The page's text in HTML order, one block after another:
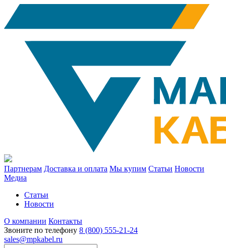
Партнерам Доставка и оплата Мы купим Статьи Новости
Медиа
Статьи
Новости
О компании Контакты
Звоните по телефону 8 (800) 555-21-24
sales@mpkabel.ru